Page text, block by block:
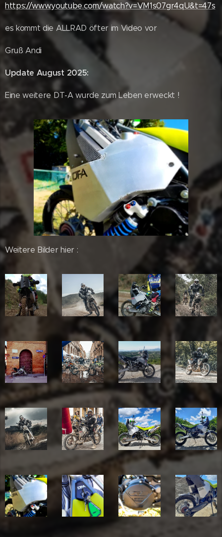
https://www.youtube.com/watch?v=VM1s07gr4qU&t=47s
es kommt die ALLRAD öfter im Video vor
Gruß Andi
Update August 2025:
Eine weitere DT-A wurde zum Leben erweckt !
Weitere Bilder hier :